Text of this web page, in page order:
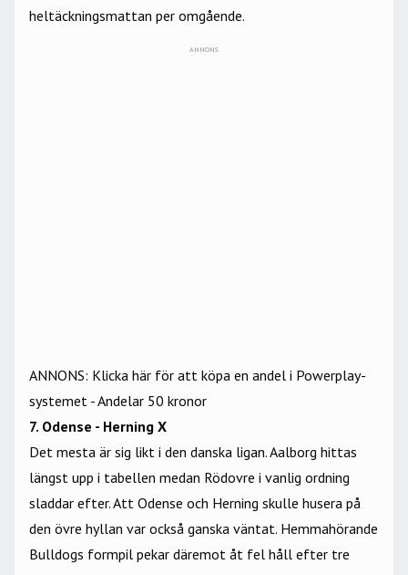
heltäckningsmattan per omgående.
ANNONS
ANNONS: Klicka här för att köpa en andel i Powerplay-
systemet - Andelar 50 kronor
7. Odense - Herning X
Det mesta är sig likt i den danska ligan. Aalborg hittas
längst upp i tabellen medan Rödovre i vanlig ordning
sladdar efter. Att Odense och Herning skulle husera på
den övre hyllan var också ganska väntat. Hemmahörande
Bulldogs formpil pekar däremot åt fel håll efter tre